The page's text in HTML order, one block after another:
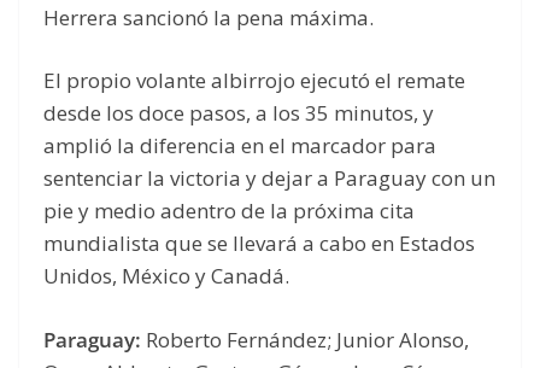
Herrera sancionó la pena máxima.
El propio volante albirrojo ejecutó el remate
desde los doce pasos, a los 35 minutos, y
amplió la diferencia en el marcador para
sentenciar la victoria y dejar a Paraguay con un
pie y medio adentro de la próxima cita
mundialista que se llevará a cabo en Estados
Unidos, México y Canadá.
Paraguay: Roberto Fernández; Junior Alonso,